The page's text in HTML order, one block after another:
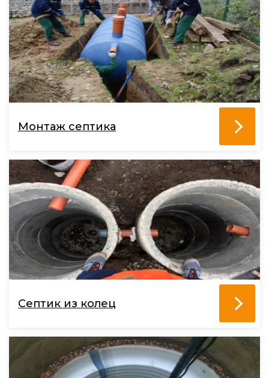
Монтаж септика
Септик из колец